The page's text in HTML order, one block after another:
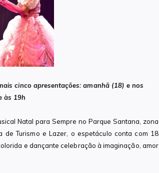
cinco apresentações: amanhã (18) e nos
às 19h
Natal para Sempre no Parque Santana, zona
Turismo e Lazer, o espetáculo conta com 18
e dançante celebração à imaginação, amor